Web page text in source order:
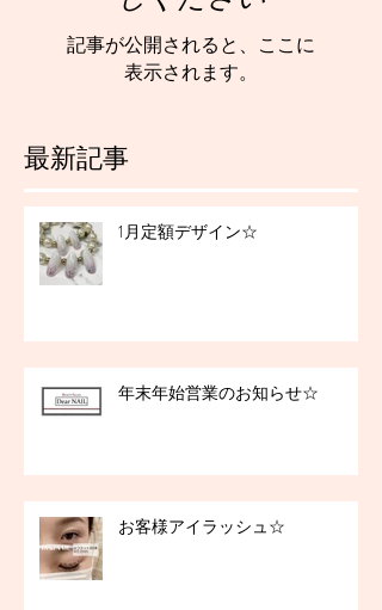
最新記事
記事が公開されると、ここに
表示されます。
1月定額デザイン☆
年末年始営業のお知らせ☆
お客様アイラッシュ☆